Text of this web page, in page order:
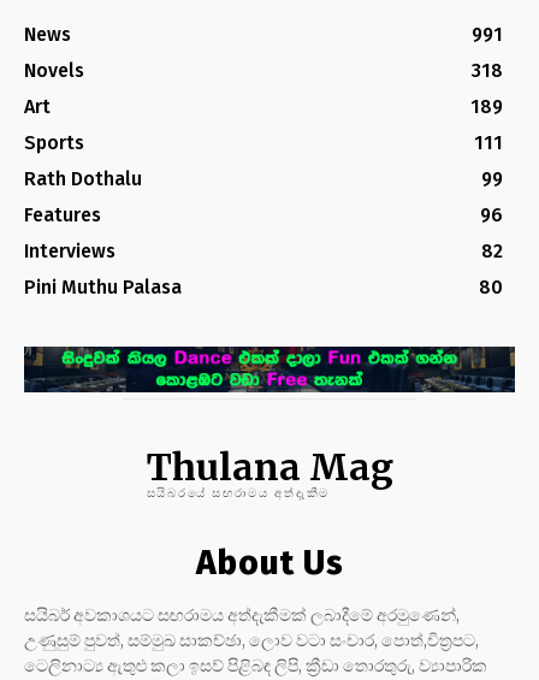
News
991
Novels
318
Art
189
Sports
111
Rath Dothalu
99
Features
96
Interviews
82
Pini Muthu Palasa
80
Thulana Mag
සයිබරයේ සඟරාමය අත්දැකීම
About Us
සයිබර් අවකාශයට සඟරාමය අත්දැකීමක් ලබාදීමේ අරමුණෙන්,
උණුසුම් පුවත්, සම්මුඛ සාකච්ඡා, ලොව වටා සංචාර, පොත්,චිත්‍රපට,
ටෙලිනාට්‍ය ඇතුළු කලා ඉසව් පිළිබඳ ලිපි, ක්‍රීඩා තොරතුරු, ව්‍යාපාරික